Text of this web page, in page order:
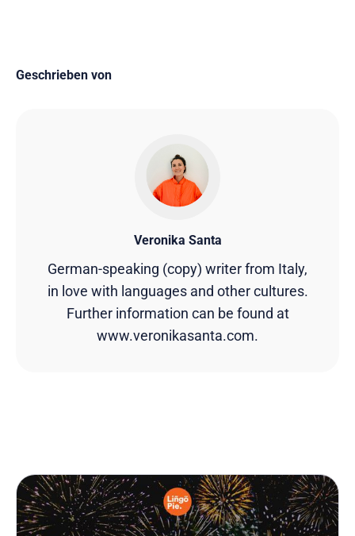
Geschrieben von
Veronika Santa
German-speaking (copy) writer from Italy,
in love with languages and other cultures.
Further information can be found at
www.veronikasanta.com.